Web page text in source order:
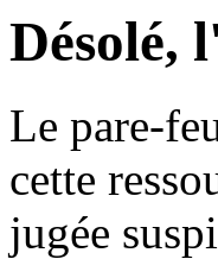
Désolé,
Le pare-
cette
jugée